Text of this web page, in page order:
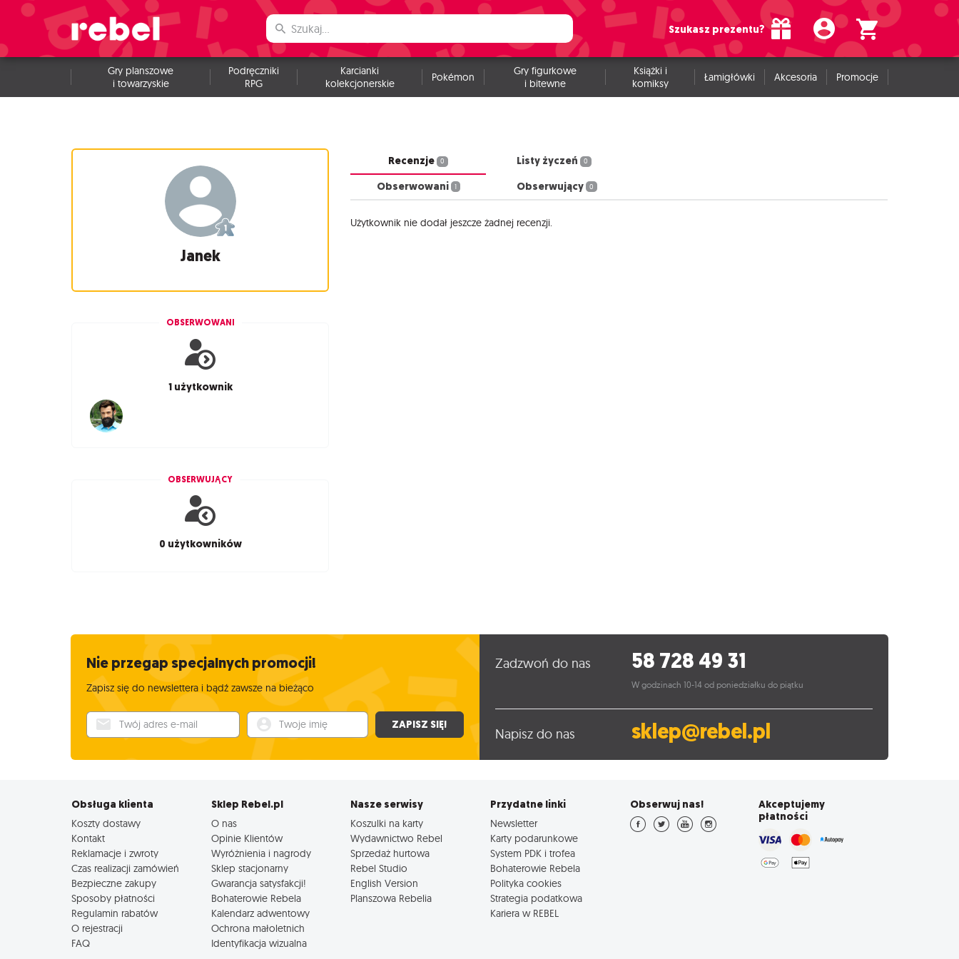
Szukasz prezentu?
Gry planszowe
i towarzyskie
Podręczniki
RPG
Karcianki
kolekcjonerskie
Pokémon
Gry figurkowe
i bitewne
Książki i
komiksy
Łamigłówki Akcesoria Promocje
Janek
OBSERWOWANI
1 użytkownik
OBSERWUJĄCY
0 użytkowników
Recenzje 0 Listy życzeń 0
Obserwowani 1 Obserwujący 0
Użytkownik nie dodał jeszcze żadnej recenzji.
Nie przegap specjalnych promocji!
Zapisz się do newslettera i bądź zawsze na bieżąco
Twój adres e-mail Twoje imię ZAPISZ SIĘ!
Zadzwoń do nas 58 728 49 31
W godzinach 10-14 od poniedziałku do piątku
Napisz do nas sklep@rebel.pl
Obsługa klienta
Koszty dostawy
Kontakt
Reklamacje i zwroty
Czas realizacji zamówień
Bezpieczne zakupy
Sposoby płatności
Regulamin rabatów
O rejestracji
FAQ
Sklep Rebel.pl
O nas
Opinie Klientów
Wyróżnienia i nagrody
Sklep stacjonarny
Gwarancja satysfakcji!
Bohaterowie Rebela
Kalendarz adwentowy
Ochrona małoletnich
Identyfikacja wizualna
Nasze serwisy
Koszulki na karty
Wydawnictwo Rebel
Sprzedaż hurtowa
Rebel Studio
English Version
Planszowa Rebelia
Przydatne linki
Newsletter
Karty podarunkowe
System PDK i trofea
Bohaterowie Rebela
Polityka cookies
Strategia podatkowa
Kariera w REBEL
Obserwuj nas!
Akceptujemy
płatności